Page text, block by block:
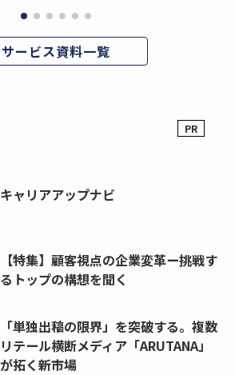
サービス資料一覧
キャリアアップナビ
【特集】顧客視点の企業変革ー挑戦す
るトップの構想を聞く
「単独出稿の限界」を突破する。複数
リテール横断メディア「ARUTANA」
が拓く新市場